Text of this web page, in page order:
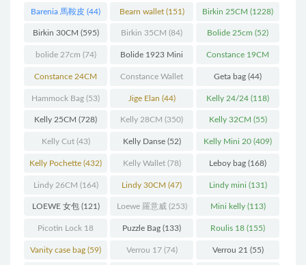
Barenia 馬鞍皮 (44) Bearn wallet(151) Birkin 25CM (1228)
Birkin 30CM (595) Birkin 35CM (84) Bolide 25cm (52)
bolide 27cm (74) Bolide 1923 Mini
(93)
Constance 19CM
(571)
Constance 24CM
(216)
Constance Wallet
(60)
Geta bag (44)
Hammock Bag (53) Jige Elan (44) Kelly 24/24 (118)
Kelly 25CM (728) Kelly 28CM (350) Kelly 32CM (55)
Kelly Cut(43) Kelly Danse(52) Kelly Mini 20 (409)
Kelly Pochette (432) Kelly Wallet(78) Leboy bag (168)
Lindy 26CM (164) Lindy 30CM (47) Lindy mini (131)
LOEWE 女包(121) Loewe 羅意威(253) Mini kelly(113)
Picotin Lock 18
(202)
Puzzle Bag (133) Roulis 18 (155)
Vanity case bag (59) Verrou 17(74) Verrou 21 (55)